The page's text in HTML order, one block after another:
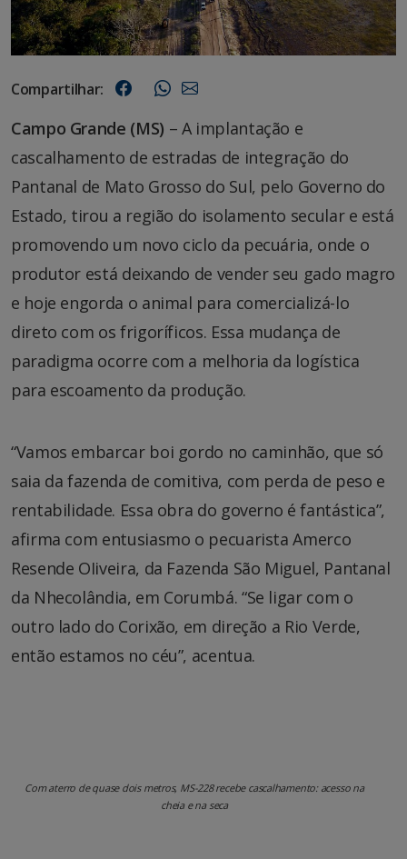
Compartilhar:
Campo Grande (MS) – A implantação e
cascalhamento de estradas de integração do
Pantanal de Mato Grosso do Sul, pelo Governo do
Estado, tirou a região do isolamento secular e está
promovendo um novo ciclo da pecuária, onde o
produtor está deixando de vender seu gado magro
e hoje engorda o animal para comercializá-lo
direto com os frigoríficos. Essa mudança de
paradigma ocorre com a melhoria da logística
para escoamento da produção.
“Vamos embarcar boi gordo no caminhão, que só
saia da fazenda de comitiva, com perda de peso e
rentabilidade. Essa obra do governo é fantástica”,
afirma com entusiasmo o pecuarista Amerco
Resende OIiveira, da Fazenda São Miguel, Pantanal
da Nhecolândia, em Corumbá. “Se ligar com o
outro lado do Corixão, em direção a Rio Verde,
então estamos no céu”, acentua.
Com aterro de quase dois metros, MS-228 recebe cascalhamento: acesso na
cheia e na seca